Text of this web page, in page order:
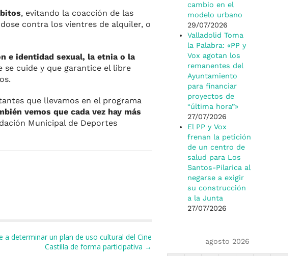
, evitando la coacción de las
contra los vientres de alquiler, o
e identidad sexual, la etnia o la
se cuide y que garantice el libre
que llevamos en el programa
vemos que cada vez hay más
Municipal de Deportes
a determinar un plan de uso cultural del Cine
Castilla de forma participativa →
cambio en el
modelo urbano
29/07/2026
Valladolid Toma
la Palabra: «PP y
Vox agotan los
remanentes del
Ayuntamiento
para financiar
proyectos de
“última hora”»
27/07/2026
El PP y Vox
frenan la petición
de un centro de
salud para Los
Santos-Pilarica al
negarse a exigir
su construcción
a la Junta
27/07/2026
agosto 2026